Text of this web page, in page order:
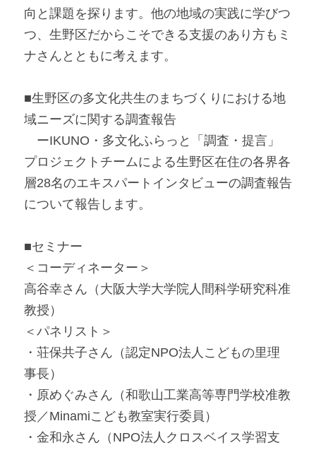
向と課題を探ります。他の地域の実践に学びつ
つ、生野区だからこそできる支援のあり方もミ
ナさんとともに考えます。
■生野区の多文化共生のまちづくりにおける地
域ニーズに関する調査報告
ーIKUNO・多文化ふらっと「調査・提言」
プロジェクトチームによる生野区在住の各界各
層28名のエキスパートインタビューの調査報告
について報告します。
■セミナー
＜コーディネーター＞
高谷幸さん（大阪大学大学院人間科学研究科准
教授）
＜パネリスト＞
・荘保共子さん（認定NPO法人こどもの里理
事長）
・原めぐみさん（和歌山工業高等専門学校准教
授／Minamiこども教室実行委員）
・金和永さん（NPO法人クロスベイス学習支